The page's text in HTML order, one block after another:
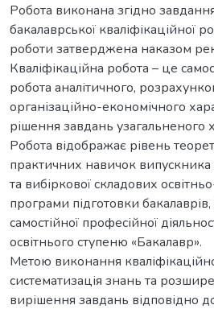
Робота виконана згідно
бакалаврської кваліфікаційної
роботи затверджена наказом
Кваліфікаційна робота – це
робота аналітичного,
організаційно-економічного
рішення завдань узагальненого
Робота відображає рівень
практичних навичок випускника
та вибіркової складових
програми підготовки
самостійної професійної
освітнього ступеню «Бакалавр».
Метою виконання
систематизація знань та
вирішення завдань відповідно